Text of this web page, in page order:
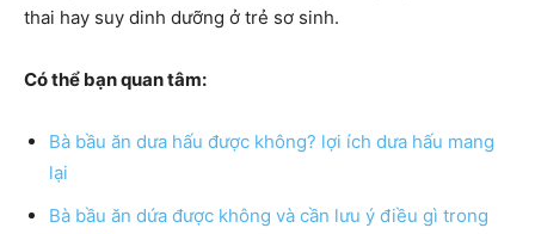
thai hay suy dinh dưỡng ở trẻ sơ sinh.
Có thể bạn quan tâm:
Bà bầu ăn dưa hấu được không? lợi ích dưa hấu mang
lại
Bà bầu ăn dứa được không và cần lưu ý điều gì trong